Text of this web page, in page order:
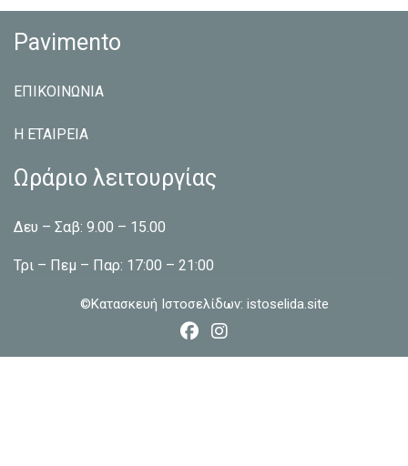
Pavimento
ΕΠΙΚΟΙΝΩΝΙΑ
Η ΕΤΑΙΡEΙΑ
Ωράριο λειτουργίας
Δευ – Σαβ: 9.00 – 15.00
Τρι – Πεμ – Παρ: 17:00 – 21:00
©Κατασκευή Ιστοσελίδων: istoselida.site